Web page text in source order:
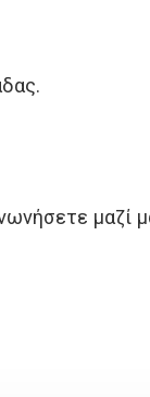
μαζί